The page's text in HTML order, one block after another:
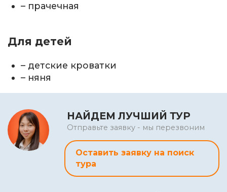
– прачечная
Для детей
– детские кроватки
– няня
НАЙДЕМ ЛУЧШИЙ ТУР
Отправьте заявку - мы перезвоним
Оставить заявку на поиск
тура